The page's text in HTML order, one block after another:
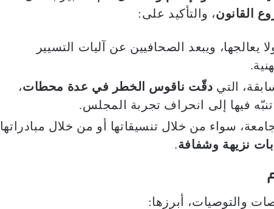
القانون، والتأكيد على:
يعالجها، ويبعد الصحافيين عن آليات التسيير
التي دقّت ناقوس الخطر في عدة محطات،
فيها إلى انحراف تجربة المجلس.
سواء من خلال تنسيقاتها أو من خلال مبادراتها
نزيهة وشفافة.
والتوصيات، أبرزها: